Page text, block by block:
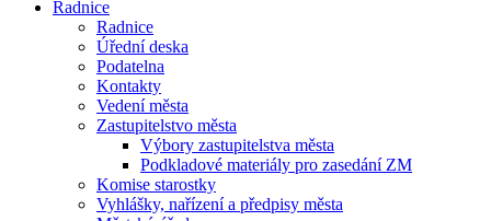
Radnice
Radnice
Úřední deska
Podatelna
Kontakty
Vedení města
Zastupitelstvo města
Výbory zastupitelstva města
Podkladové materiály pro zasedání ZM
Komise starostky
Vyhlášky, nařízení a předpisy města